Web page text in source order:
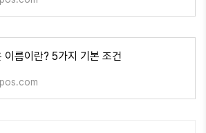
이름이란? 5가지 기본 조건